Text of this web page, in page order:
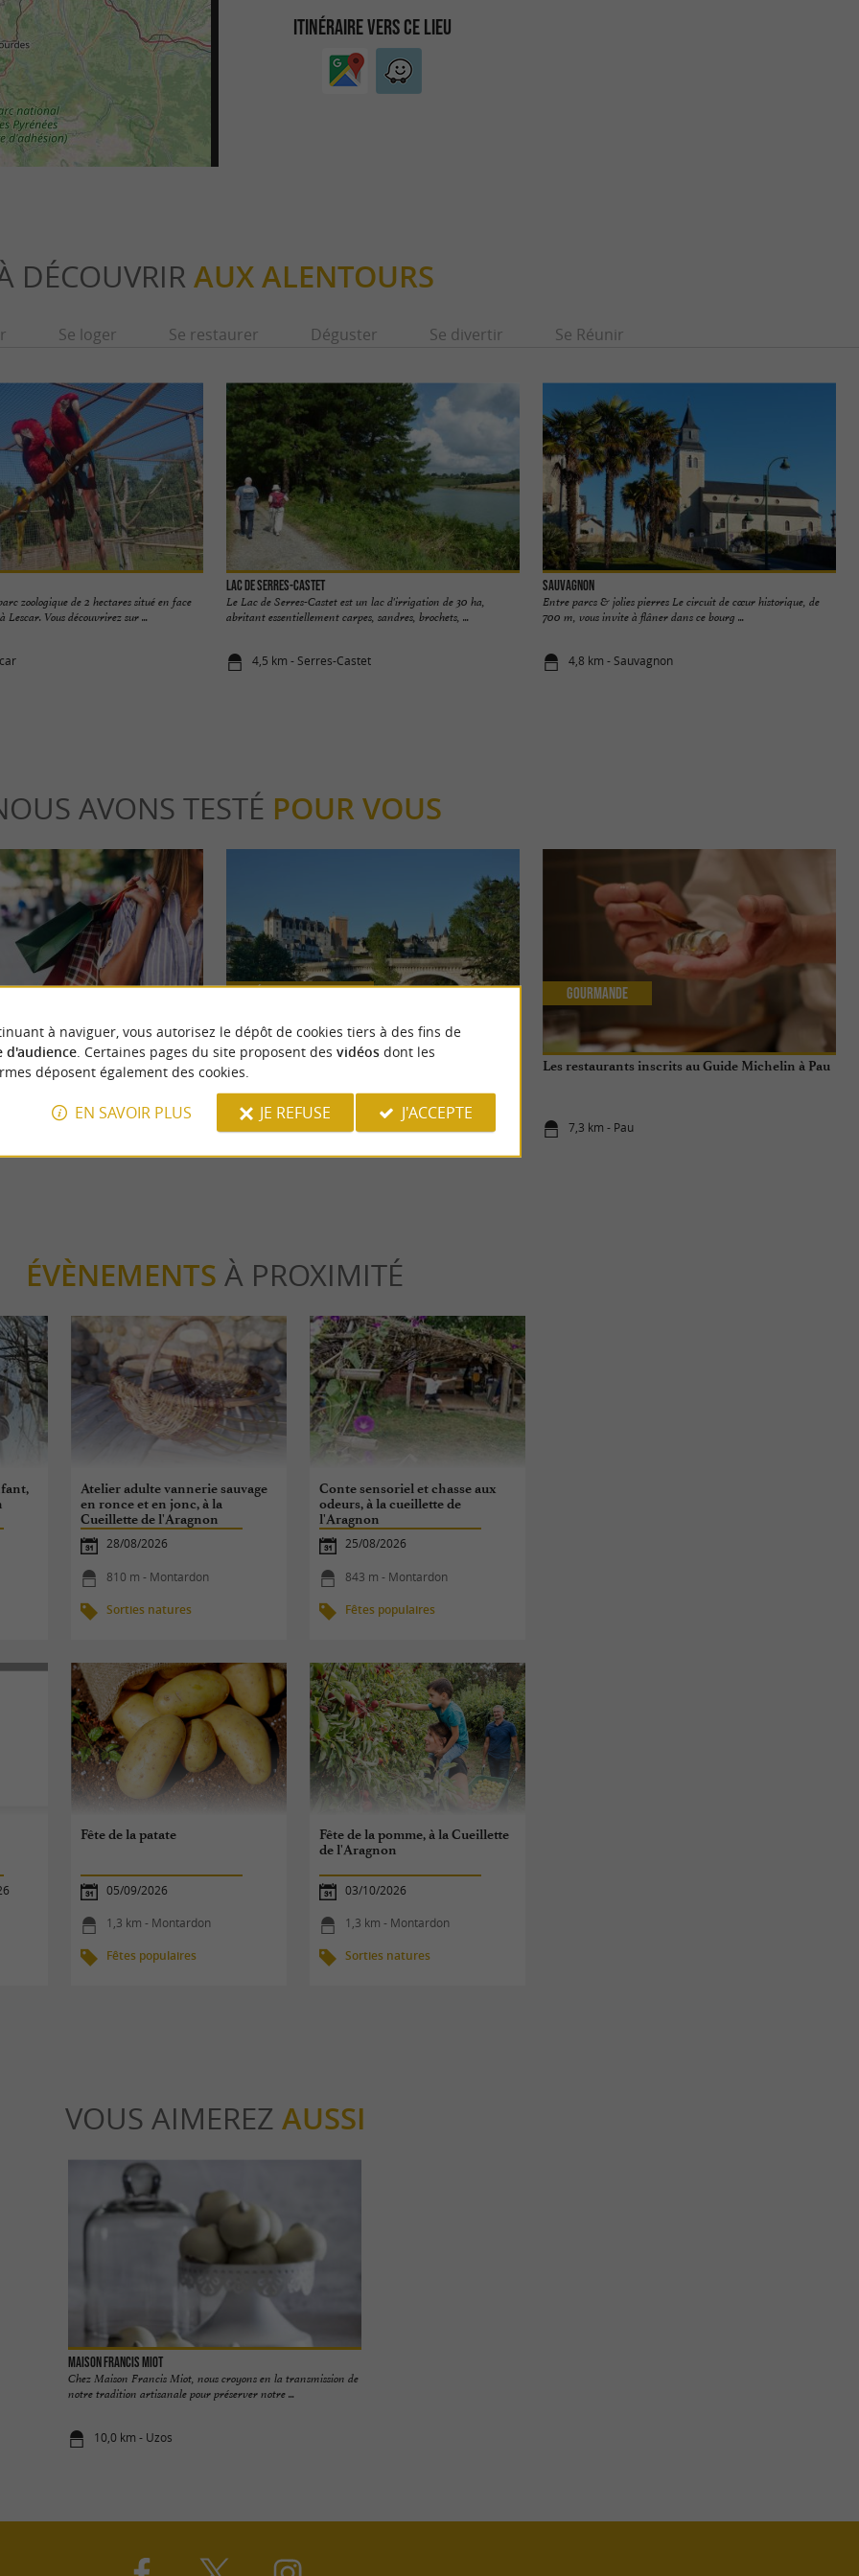
ITINÉRAIRE VERS CE LIEU
DÉCOUVRIR AUX ALENTOURS
Se loger Se restaurer Déguster Se divertir Se Réunir
zoologique de 2 hectares situé en face
Lescar. Vous découvrirez sur ...
Lac de Serres-Castet
Le Lac de Serres-Castet est un lac d'irrigation de 30 ha,
abritant essentiellement carpes, sandres, brochets, ...
4,5 km - Serres-Castet
Sauvagnon
Entre parcs & jolies pierres Le circuit de cœur historique, de
700 m, vous invite à flâner dans ce bourg ...
4,8 km - Sauvagnon
AVONS TESTÉ POUR VOUS
une journée qui rime avec lèche-
2 jours à Pau et aux alentours
7,3 km - Pau
Séjours / Weekend
Les restaurants inscrits au Guide Michelin à Pau
7,3 km - Pau
Gourmande
ÉVÈNEMENTS À PROXIMITÉ
Atelier adulte vannerie sauvage
en ronce et en jonc, à la
Cueillette de l'Aragnon
28/08/2026
810 m - Montardon
Sorties natures
Conte sensoriel et chasse aux
odeurs, à la cueillette de
l'Aragnon
25/08/2026
843 m - Montardon
Fêtes populaires
Fête de la patate
05/09/2026
1,3 km - Montardon
Fêtes populaires
Fête de la pomme, à la Cueillette
de l'Aragnon
03/10/2026
1,3 km - Montardon
Sorties natures
VOUS AIMEREZ AUSSI
Maison Francis Miot
Chez Maison Francis Miot, nous croyons en la transmission de
notre tradition artisanale pour préserver notre ...
10,0 km - Uzos
à naviguer, vous autorisez le dépôt de cookies tiers à des fins de
d'audience. Certaines pages du site proposent des vidéosdont les
déposent également des cookies.
EN SAVOIR PLUS JE REFUSE J'ACCEPTE